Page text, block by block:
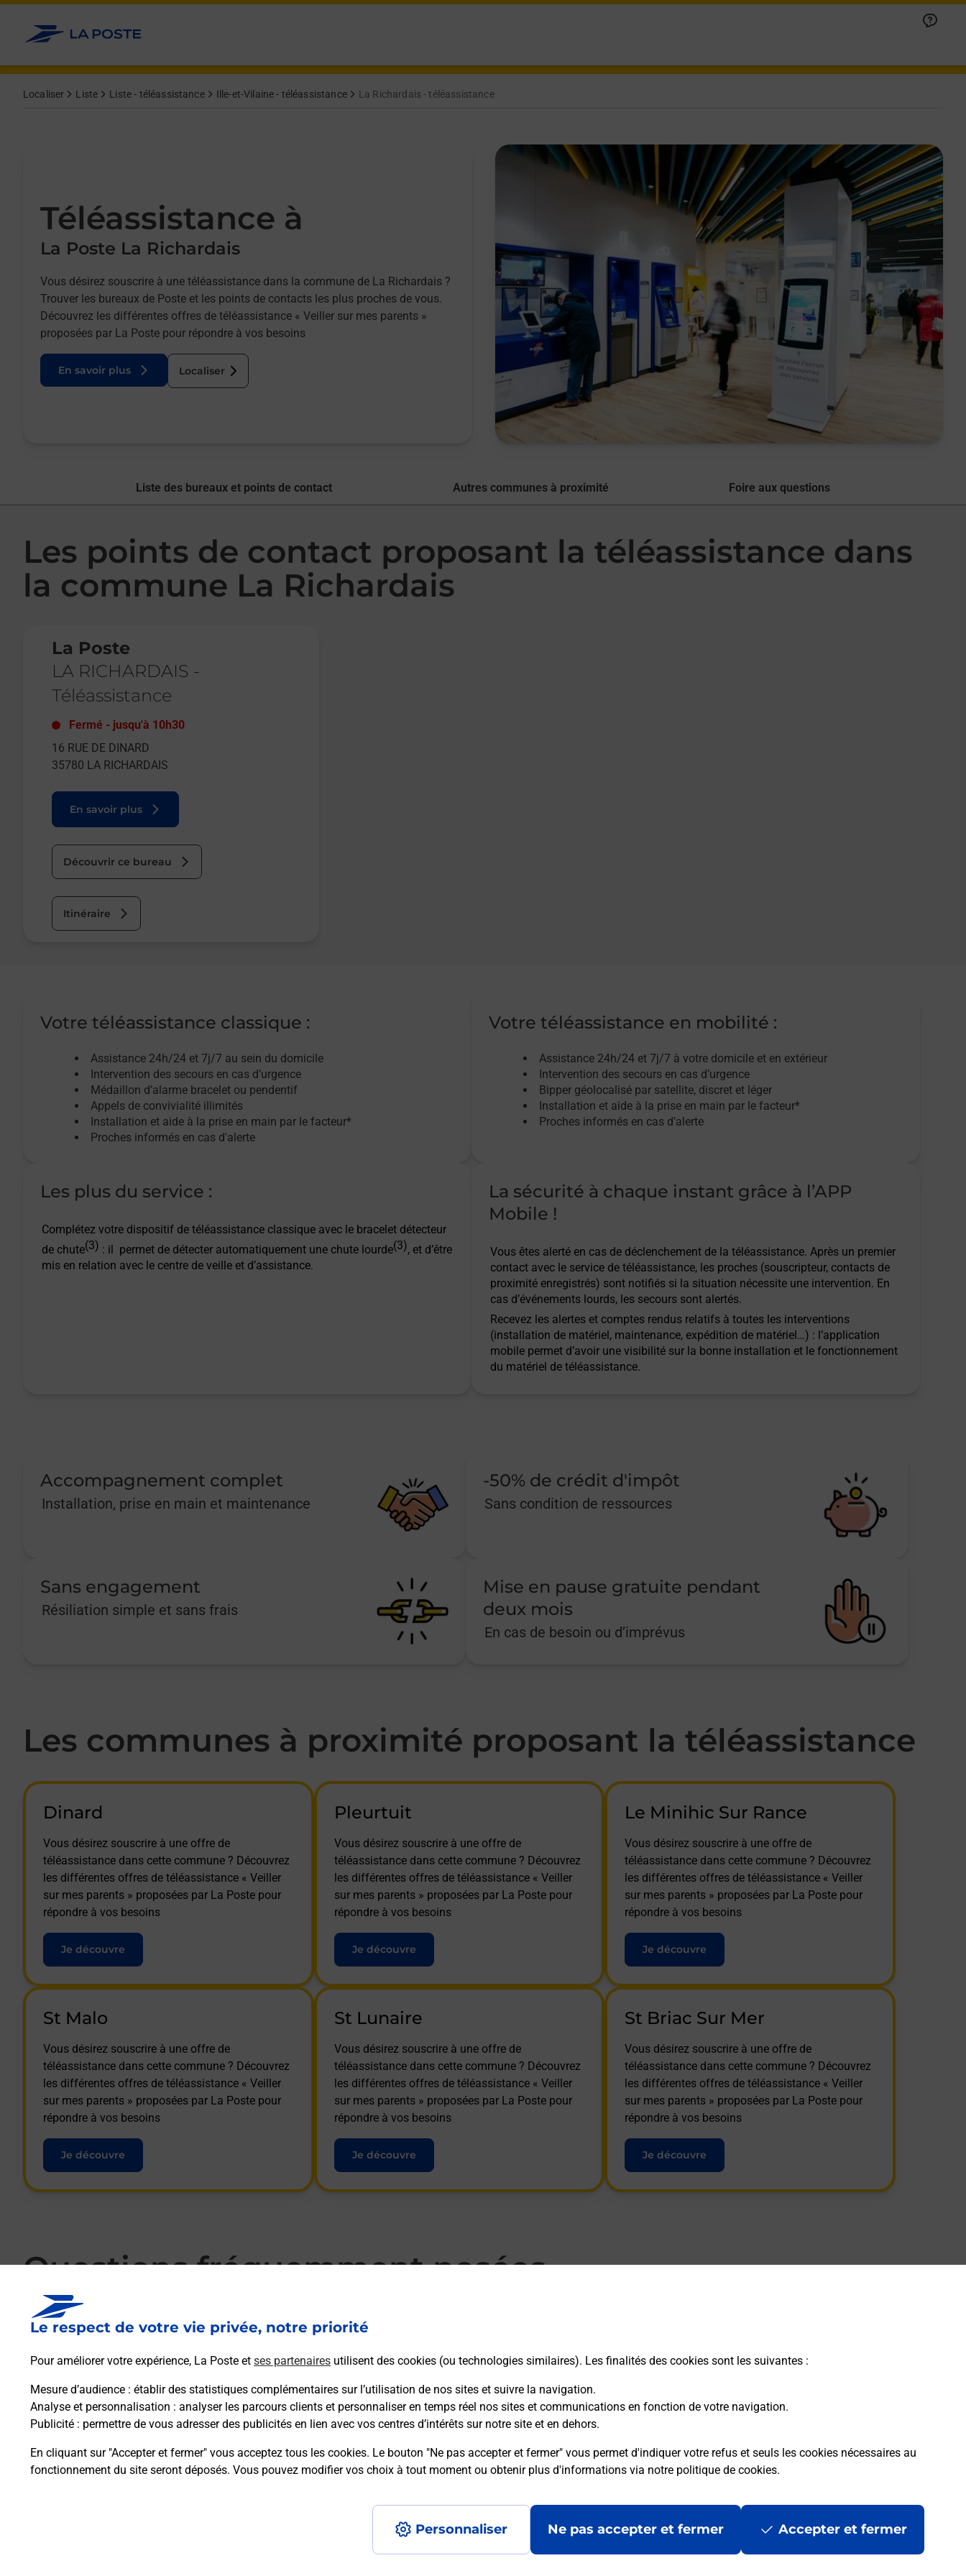
Le respect de votre vie privée, notre priorité
Pour améliorer votre expérience, La Poste et ses partenaires utilisent des cookies (ou technologies similaires). Les finalités des cookies sont les suivantes :
Mesure d’audience : établir des statistiques complémentaires sur l’utilisation de nos sites et suivre la navigation.
Analyse et personnalisation : analyser les parcours clients et personnaliser en temps réel nos sites et communications en fonction de votre navigation.
Publicité : permettre de vous adresser des publicités en lien avec vos centres d’intérêts sur notre site et en dehors.
En cliquant sur "Accepter et fermer" vous acceptez tous les cookies. Le bouton "Ne pas accepter et fermer" vous permet d'indiquer votre refus et seuls les cookies nécessaires au
fonctionnement du site seront déposés. Vous pouvez modifier vos choix à tout moment ou obtenir plus d'informations via notre politique de cookies.
Personnaliser Ne pas accepter et fermer Accepter et fermer
Allez au contenu
Localiser Liste Liste - téléassistance Ille-et-Vilaine - téléassistance La Richardais - téléassistance
Téléassistance à
La Poste La Richardais
Vous désirez souscrire à une téléassistance dans la commune de La Richardais ?
Trouver les bureaux de Poste et les points de contacts les plus proches de vous.
Découvrez les différentes offres de téléassistance « Veiller sur mes parents »
proposées par La Poste pour répondre à vos besoins
En savoir plus Localiser
Liste des bureaux et points de contact Autres communes à proximité Foire aux questions
Les points de contact proposant la téléassistance dans
la commune La Richardais
La Poste
LA RICHARDAIS -
Téléassistance
Fermé - jusqu'à 10h30
16 RUE DE DINARD
35780 LA RICHARDAIS
En savoir plus
Découvrir ce bureau
Itinéraire
Votre téléassistance classique :
Assistance 24h/24 et 7j/7 au sein du domicile
Intervention des secours en cas d’urgence
Médaillon d’alarme bracelet ou pendentif
Appels de convivialité illimités
Installation et aide à la prise en main par le facteur*
Proches informés en cas d'alerte
Votre téléassistance en mobilité :
Assistance 24h/24 et 7j/7 à votre domicile et en extérieur
Intervention des secours en cas d’urgence
Bipper géolocalisé par satellite, discret et léger
Installation et aide à la prise en main par le facteur*
Proches informés en cas d’alerte
Les plus du service :
Complétez votre dispositif de téléassistance classique avec le bracelet détecteur
de chute(3) : il permet de détecter automatiquement une chute lourde(3), et d’être
mis en relation avec le centre de veille et d’assistance.
La sécurité à chaque instant grâce à l’APP
Mobile !
Vous êtes alerté en cas de déclenchement de la téléassistance. Après un premier
contact avec le service de téléassistance, les proches (souscripteur, contacts de
proximité enregistrés) sont notifiés si la situation nécessite une intervention. En
cas d’événements lourds, les secours sont alertés.
Recevez les alertes et comptes rendus relatifs à toutes les interventions
(installation de matériel, maintenance, expédition de matériel…) : l’application
mobile permet d’avoir une visibilité sur la bonne installation et le fonctionnement
du matériel de téléassistance.
Accompagnement complet
Installation, prise en main et maintenance
-50% de crédit d'impôt
Sans condition de ressources
Sans engagement
Résiliation simple et sans frais
Mise en pause gratuite pendant
deux mois
En cas de besoin ou d’imprévus
Les communes à proximité proposant la téléassistance
Dinard
Vous désirez souscrire à une offre de
téléassistance dans cette commune ? Découvrez
les différentes offres de téléassistance « Veiller
sur mes parents » proposées par La Poste pour
répondre à vos besoins
Je découvre
Pleurtuit
Vous désirez souscrire à une offre de
téléassistance dans cette commune ? Découvrez
les différentes offres de téléassistance « Veiller
sur mes parents » proposées par La Poste pour
répondre à vos besoins
Je découvre
Le Minihic Sur Rance
Vous désirez souscrire à une offre de
téléassistance dans cette commune ? Découvrez
les différentes offres de téléassistance « Veiller
sur mes parents » proposées par La Poste pour
répondre à vos besoins
Je découvre
St Malo
Vous désirez souscrire à une offre de
téléassistance dans cette commune ? Découvrez
les différentes offres de téléassistance « Veiller
sur mes parents » proposées par La Poste pour
répondre à vos besoins
Je découvre
St Lunaire
Vous désirez souscrire à une offre de
téléassistance dans cette commune ? Découvrez
les différentes offres de téléassistance « Veiller
sur mes parents » proposées par La Poste pour
répondre à vos besoins
Je découvre
St Briac Sur Mer
Vous désirez souscrire à une offre de
téléassistance dans cette commune ? Découvrez
les différentes offres de téléassistance « Veiller
sur mes parents » proposées par La Poste pour
répondre à vos besoins
Je découvre
Questions fréquemment posées
La téléassistance classique avec médaillon d’alarme qu’est ce que c’est ?
Afficher ou masquer la réponse
Comment fonctionne la téléassistance classique ?
Afficher ou masquer la réponse
Comment est installée la téléassistance classique ?
Afficher ou masquer la réponse
Accessibilité : partiellement conforme Mentions légales Données personnelles et cookies